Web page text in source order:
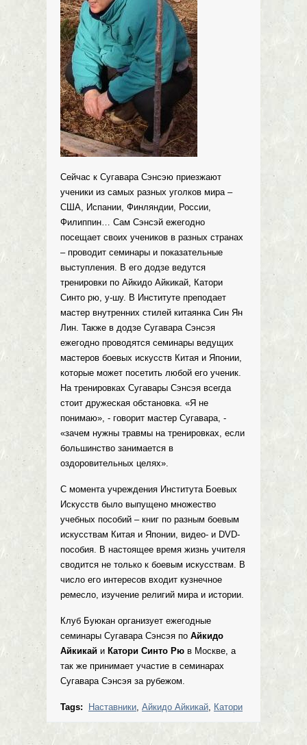
Сейчас к Сугавара Сэнсэю приезжают
ученики из самых разных уголков мира –
США, Испании, Финляндии, России,
Филиппин… Сам Сэнсэй ежегодно
посещает своих учеников в разных странах
– проводит семинары и показательные
выступления. В его додзе ведутся
тренировки по Айкидо Айкикай, Катори
Синто рю, у-шу. В Институте преподает
мастер внутренних стилей китаянка Син Ян
Лин. Также в додзе Сугавара Сэнсэя
ежегодно проводятся семинары ведущих
мастеров боевых искусств Китая и Японии,
которые может посетить любой его ученик.
На тренировках Сугавары Сэнсэя всегда
стоит дружеская обстановка. «Я не
понимаю», - говорит мастер Сугавара, -
«зачем нужны травмы на тренировках, если
большинство занимается в
оздоровительных целях».
С момента учреждения Института Боевых
Искусств было выпущено множество
учебных пособий – книг по разным боевым
искусствам Китая и Японии, видео- и DVD-
пособия. В настоящее время жизнь учителя
сводится не только к боевым искусствам. В
число его интересов входит кузнечное
ремесло, изучение религий мира и истории.
Клуб Буюкан организует ежегодные
семинары Сугавара Сэнсэя по Айкидо
Айкикай и Катори Синто Рю в Москве, а
так же принимает участие в семинарах
Сугавара Сэнсэя за рубежом.
Tags: Наставники Айкидо Айкикай Катори